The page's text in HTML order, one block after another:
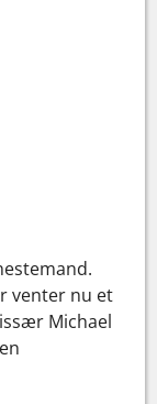
venter nu et
Michael